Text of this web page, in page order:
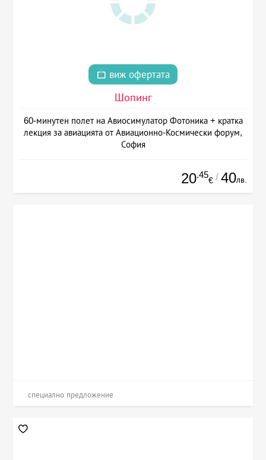
виж офертата
Шопинг
60-минутен полет на Авиосимулатор Фотоника + кратка
лекция за авиацията от Авиационно-Космически форум,
София
20.45
€ / 40лв.
специално предложение